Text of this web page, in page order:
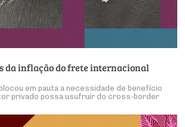
da inflação do frete internacional
em pauta a necessidade de benefício
privado possa usufruir do cross-border